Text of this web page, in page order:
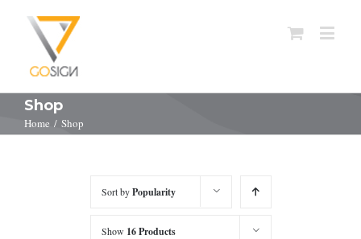
Shop
Home / Shop
Sort byPopularity
Show 16 Products